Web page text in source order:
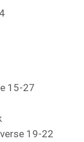
15-27
19-22